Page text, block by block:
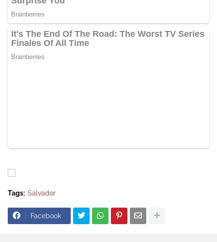
Tags: Salvador
Facebook